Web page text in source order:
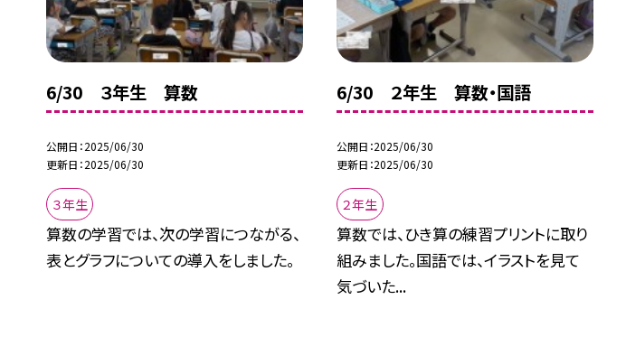
6/30 ３年生 算数
公開日 2025/06/30
更新日 2025/06/30
３年生
算数の学習では、次の学習につながる、
表とグラフについての導入をしました。
6/30 ２年生 算数・国語
公開日 2025/06/30
更新日 2025/06/30
２年生
算数では、ひき算の練習プリントに取り
組みました。国語では、イラストを見て
気づいた...